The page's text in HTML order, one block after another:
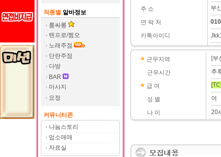
직종별 알바정보
룸싸롱
텐프로/쩜오
노래주점
단란주점
다방
BAR
마사지
요정
커뮤니티존
나눔스토리
업소매매
자료실
주 소
연 락 처
카톡아이디
부
근무지역
근무시간
급 여
성 별
나 이
[부
추
여
20